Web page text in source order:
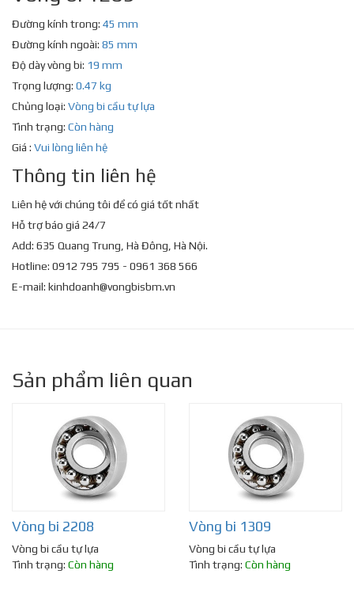
Đường kính trong: 45 mm
Đường kính ngoài: 85 mm
Độ dày vòng bi: 19 mm
Trọng lượng: 0.47 kg
Chủng loại: Vòng bi cầu tự lựa
Tình trạng: Còn hàng
Giá : Vui lòng liên hệ
Thông tin liên hệ
Liên hệ với chúng tôi để có giá tốt nhất
Hỗ trợ báo giá 24/7
Add: 635 Quang Trung, Hà Đông, Hà Nội.
Hotline: 0912 795 795 - 0961 368 566
E-mail: kinhdoanh@vongbisbm.vn
Sản phẩm liên quan
Vòng bi 2208
Vòng bi cầu tự lựa
Tình trạng: Còn hàng
Vòng bi 1309
Vòng bi cầu tự lựa
Tình trạng: Còn hàng